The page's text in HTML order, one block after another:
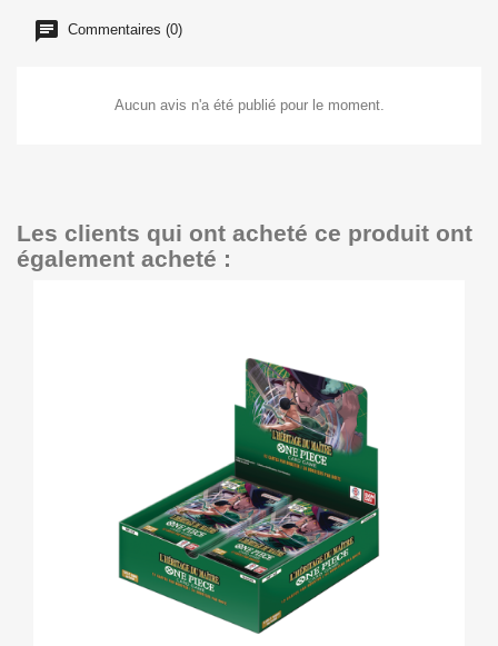
Commentaires (0)
Aucun avis n'a été publié pour le moment.
Les clients qui ont acheté ce produit ont
également acheté :